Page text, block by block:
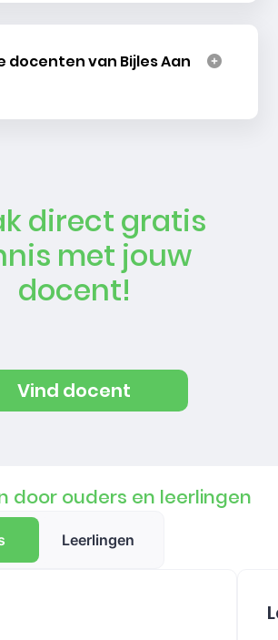
docenten van Bijles Aan
direct gratis
met jouw
docent!
Vind docent
door ouders en leerlingen
Leerlingen